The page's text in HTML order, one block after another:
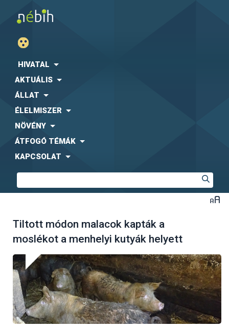
HIVATAL
AKTUÁLIS
ÁLLAT
ÉLELMISZER
NÖVÉNY
ÁTFOGÓ TÉMÁK
KAPCSOLAT
Tiltott módon malacok kapták a
moslékot a menhelyi kutyák helyett